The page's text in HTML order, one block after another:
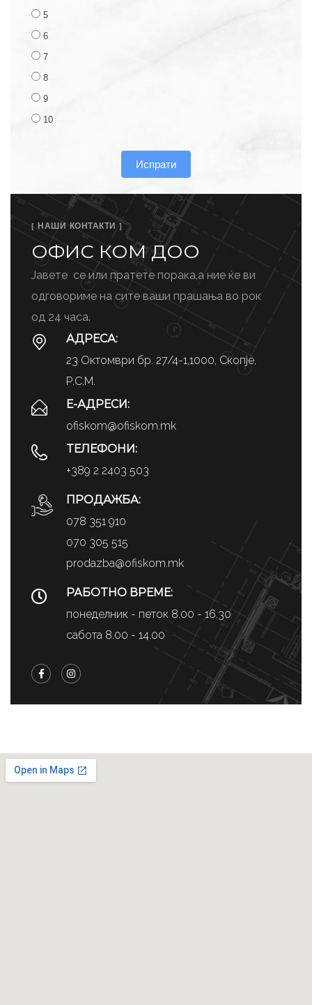
5
6
7
8
9
10
Испрати
[ НАШИ КОНТАКТИ ]
ОФИС КОМ ДОО
Јавете се или пратете порака,а ние ќе ви
одговориме на сите ваши прашања во рок
од 24 часа.
АДРЕСА:
23 Октомври бр. 27/4-1,1000, Скопје,
Р.С.М.
Е-АДРЕСИ:
ofiskom@ofiskom.mk
ТЕЛЕФОНИ:
+389 2 2403 503
ПРОДАЖБА:
078 351 910
070 305 515
prodazba@ofiskom.mk
РАБОТНО ВРЕМЕ:
понеделник - петок 8.00 - 16.30
сабота 8.00 - 14.00